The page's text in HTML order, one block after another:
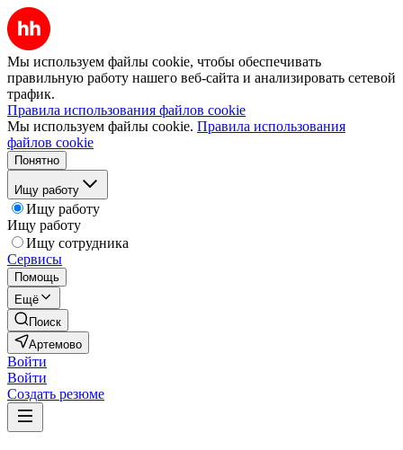
Мы используем файлы cookie, чтобы обеспечивать
правильную работу нашего веб-сайта и анализировать сетевой
трафик.
Правила использования файлов cookie
Мы используем файлы cookie. Правила использования
файлов cookie
Понятно
Ищу работу
Ищу работу
Ищу работу
Ищу сотрудника
Сервисы
Помощь
Ещё
Поиск
Артемово
Войти
Войти
Создать резюме